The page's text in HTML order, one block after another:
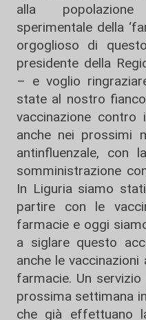
alla
sperimentale della
orgoglioso di
presidente della
– e voglio
state al nostro
vaccinazione contro
anche nei prossimi
antinfluenzale, con
somministrazione
In Liguria siamo
partire con le
farmacie e oggi
a siglare questo
anche le
farmacie. Un servizio
prossima settimana
che già effettuano